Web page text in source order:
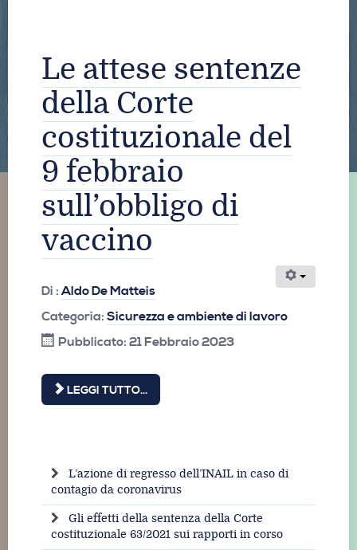
Le attese sentenze
della Corte
costituzionale del
9 febbraio
sull’obbligo di
vaccino
Di :Aldo De Matteis
Categoria: Sicurezza e ambiente di lavoro
Pubblicato: 21 Febbraio 2023
LEGGI TUTTO...
L’azione di regresso dell’INAIL in caso di
contagio da coronavirus
Gli effetti della sentenza della Corte
costituzionale 63/2021 sui rapporti in corso